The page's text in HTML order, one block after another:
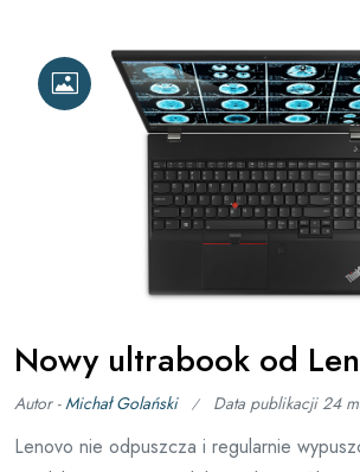
Nowy ultrabook od
Autor -Michał Golański Data publikacji24
Lenovo nie odpuszcza i regularnie